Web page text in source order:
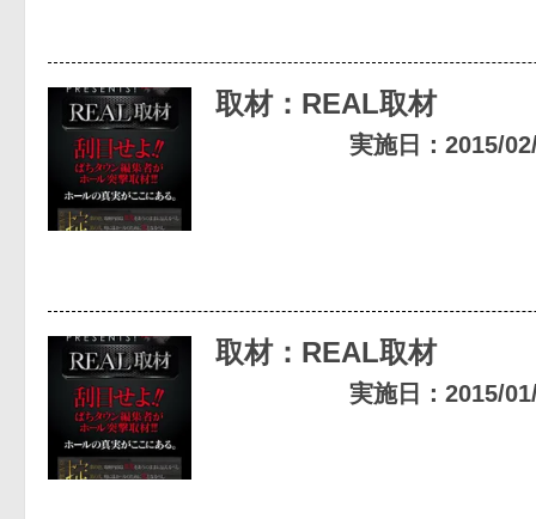
取材：REAL取材
実施日：2015/
取材：REAL取材
実施日：2015/